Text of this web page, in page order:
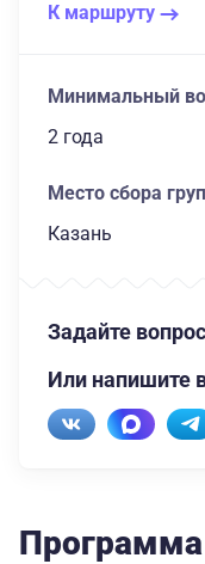
К маршруту
Минимальный
2 года
Место сбора
Казань
Задайте
Или напишите
Программа